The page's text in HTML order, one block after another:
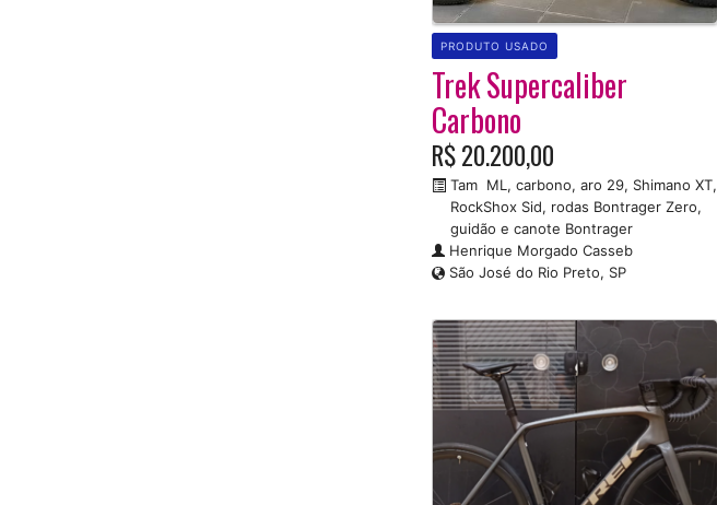
Trek Supercaliber
Carbono
R$ 20.200,00
Tam ML, carbono, aro 29, Shimano XT,
RockShox Sid, rodas Bontrager Zero,
guidão e canote Bontrager
Henrique Morgado Casseb
São José do Rio Preto, SP
PRODUTO USADO